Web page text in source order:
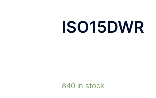
ISO15DWR
840 in stock